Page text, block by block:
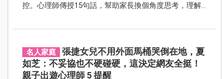
控。心理師傳授15句話，幫助家長換個角度思考，理解
名人家庭
張捷女兒不用外面馬桶哭倒在地，夏
如芝：不妥協也不硬碰硬，這決定網友全挺！
親子出遊心理師 5 提醒